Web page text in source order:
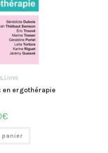
, Livres
en ergothérapie
€
panier